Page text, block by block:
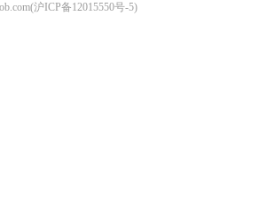
沪ICP备12015550号-5)